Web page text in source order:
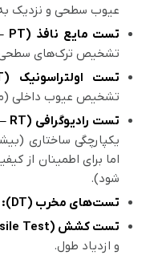
عیوب سطحی و نزدیک
تست مایع نافذ (Liquid Penetrant Test – PT):
تشخیص ترک‌های
تست اولتراسونیک (Ultrasonic Test – UT):
تشخیص عیوب داخلی
تست رادیوگرافی (Radiography Test – RT):
یکپارچگی ساختاری
اما برای اطمینان از
شود).
تست‌های مخرب (DT):
تست کشش (Tensile Test):
و ازدیاد طول.